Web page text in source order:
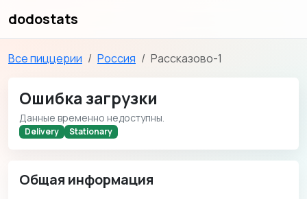
dodostats
Все пиццерии Россия Рассказово-1
Ошибка загрузки
Данные временно недоступны.
Delivery Stationary
Общая информация